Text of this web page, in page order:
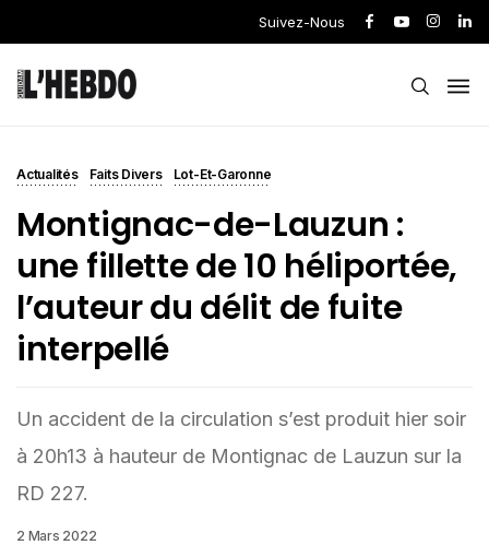
Suivez-Nous
Actualités Faits Divers Lot-Et-Garonne
Montignac-de-Lauzun :
une fillette de 10 héliportée,
l’auteur du délit de fuite
interpellé
Un accident de la circulation s’est produit hier soir
à 20h13 à hauteur de Montignac de Lauzun sur la
RD 227.
2 Mars 2022